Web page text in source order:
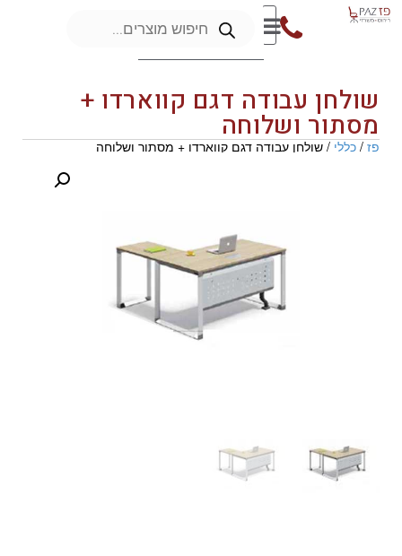
שולחן עבודה דגם קווארדו +
מסתור ושלוחה
פז/כללי/ שולחן עבודה דגם קווארדו + מסתור ושלוחה